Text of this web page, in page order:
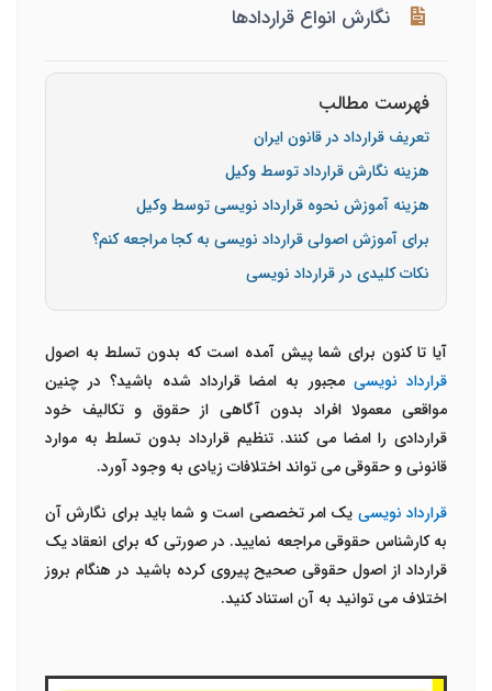
نگارش انواع قراردادها
فهرست مطالب
تعریف قرارداد در قانون ایران
هزینه نگارش قرارداد توسط وکیل
هزینه آموزش نحوه قرارداد نویسی توسط وکیل
برای آموزش اصولی قرارداد نویسی به کجا مراجعه کنم؟
نکات کلیدی در قرارداد نویسی
آیا تا کنون برای شما پیش آمده است که بدون تسلط به اصول
قرارداد نویسی مجبور به امضا قرارداد شده باشید؟ در چنین
مواقعی معمولا افراد بدون آگاهی از حقوق و تکالیف خود
قراردادی را امضا می کنند. تنظیم قرارداد بدون تسلط به موارد
قانونی و حقوقی می تواند اختلافات زیادی به وجود آورد.
قرارداد نویسی یک امر تخصصی است و شما باید برای نگارش آن
به کارشناس حقوقی مراجعه نمایید. در صورتی که برای انعقاد یک
قرارداد از اصول حقوقی صحیح پیروی کرده باشید در هنگام بروز
اختلاف می توانید به آن استناد کنید.